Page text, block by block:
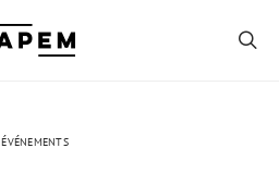
ÉVÉNEMENTS